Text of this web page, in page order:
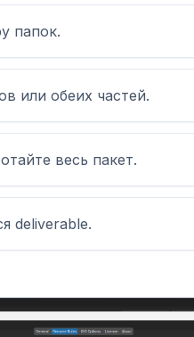
папок.
или обеих частей.
весь пакет.
deliverable.